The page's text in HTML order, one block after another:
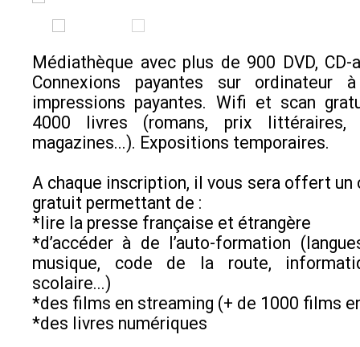
Médiathèque avec plus de 900 DVD,
Connexions payantes sur ordinateur
impressions payantes. Wifi et scan
4000 livres (romans, prix littéraires,
magazines...). Expositions temporaires.
A chaque inscription, il vous sera offert un
gratuit permettant de :
*lire la presse française et étrangère
*d’accéder à de l’auto-formation
musique, code de la route,
scolaire...)
*des films en streaming (+ de 1000 films
*des livres numériques